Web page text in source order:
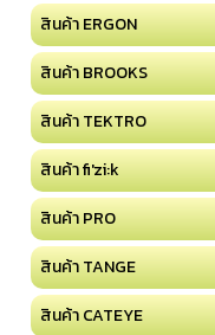
สินค้า ERGON
สินค้า BROOKS
สินค้า TEKTRO
สินค้า fi'zi:k
สินค้า PRO
สินค้า TANGE
สินค้า CATEYE